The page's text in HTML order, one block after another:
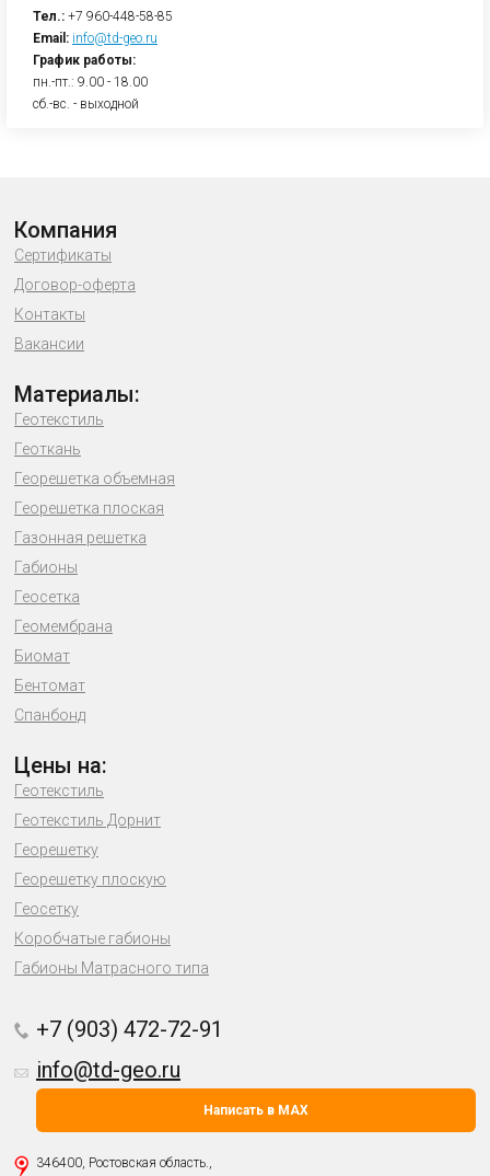
Тел.: +7 960-448-58-85
Email: info@td-geo.ru
График работы:
пн.-пт.: 9.00 - 18.00
сб.-вс. - выходной
Компания
Сертификаты
Договор-оферта
Контакты
Вакансии
Материалы:
Геотекстиль
Геоткань
Георешетка объемная
Георешетка плоская
Газонная решетка
Габионы
Геосетка
Геомембрана
Биомат
Бентомат
Спанбонд
Цены на:
Геотекстиль
Геотекстиль Дорнит
Георешетку
Георешетку плоскую
Геосетку
Коробчатые габионы
Габионы Матрасного типа
+7 (903) 472-72-91
info@td-geo.ru
Написать в MAX
346400, Ростовская область.,